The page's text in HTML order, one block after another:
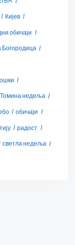
Кијев
обичаји
Богородица
Томина недеља
обичаји
радост
светла недеља